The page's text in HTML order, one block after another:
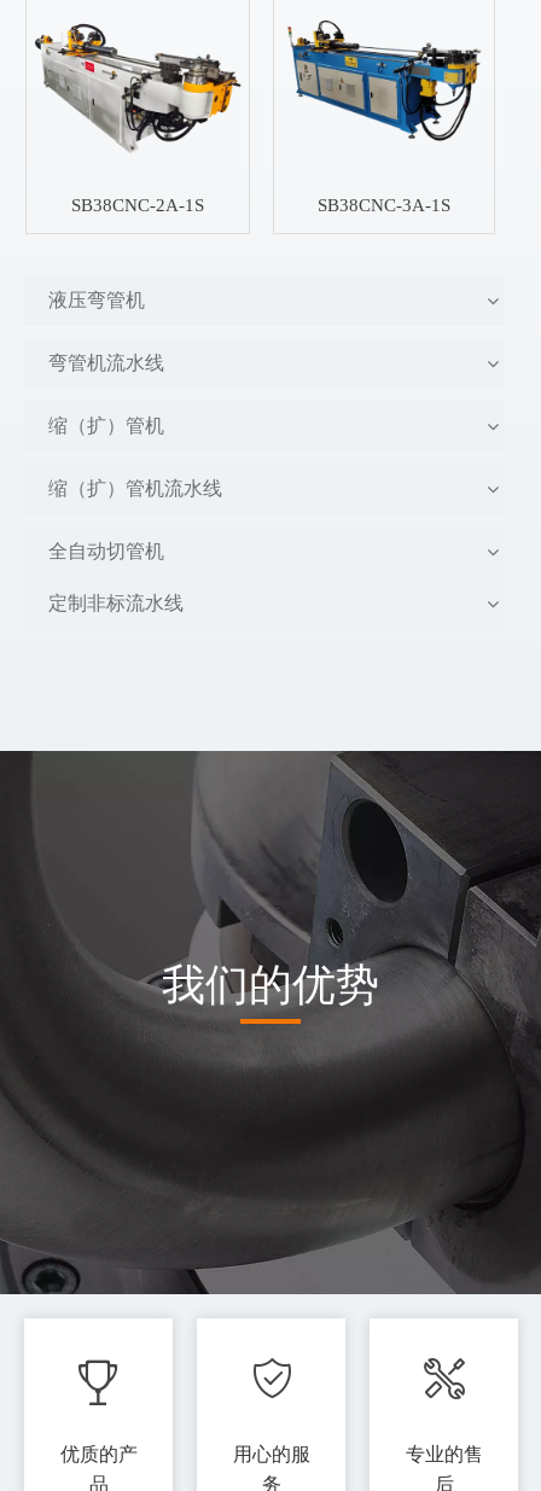
SB38CNC-2A-1S SB38CNC-3A-1S
液压弯管机
弯管机流水线
缩（扩）管机
缩（扩）管机流水线
全自动切管机
定制非标流水线
我们的优势
优质的产
品
用心的服
务​​​​​​​
专业的售
后